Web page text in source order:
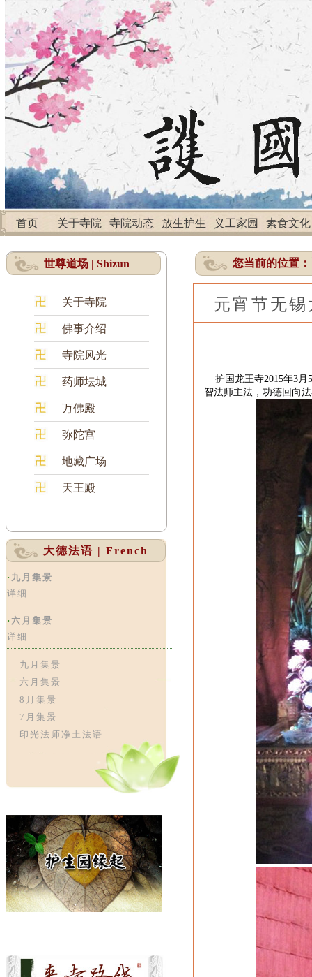
首页 关于寺院 寺院动态 放生护生 义工家园 素食文化
世尊道场 | Shizun
关于寺院
佛事介绍
寺院风光
药师坛城
万佛殿
弥陀宫
地藏广场
天王殿
大德法语 | French
· 九月集景
详细
· 六月集景
详细
九月集景
六月集景
8月集景
7月集景
印光法师净土法语
您当前的位置：
元宵节无
护国龙王寺2015年3月 5
智法师主法，功德回向